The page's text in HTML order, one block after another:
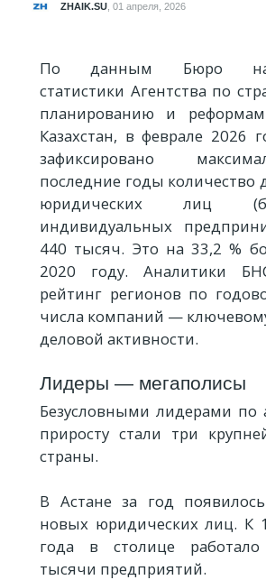
ZHAIK.SU 01 апреля, 2026
По данным Бюро
статистики Агентства по
планированию и реформам
Казахстан, в феврале 2026
зафиксировано
последние годы количество
юридических лиц
индивидуальных
440 тысяч. Это на 33,2 %
2020 году. Аналитики
рейтинг регионов по
числа компаний —
деловой активности.
Лидеры — мегаполисы
Безусловными лидерами по
приросту стали три
страны.
В Астане за год
новых юридических лиц. К
года в столице
тысячи предприятий.